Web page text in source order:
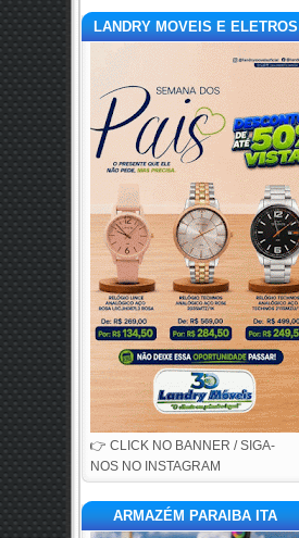
LANDRY MOVEIS E ELETROS
👉 CLICK NO BANNER / SIGA-
NOS NO INSTAGRAM
ARMAZÉM PARAIBA ITA